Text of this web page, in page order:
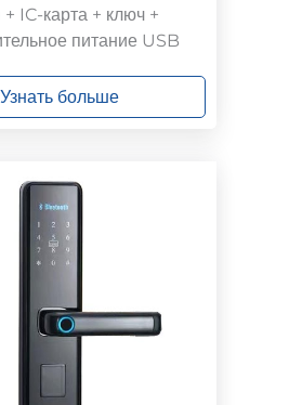
IC-карта + ключ +
питание USB
Узнать больше